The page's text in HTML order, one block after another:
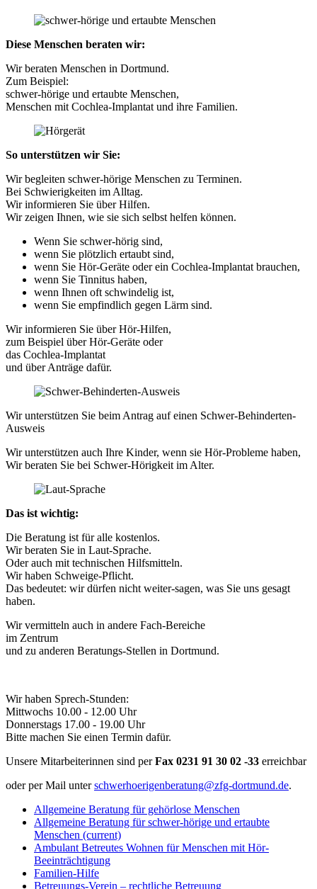
Diese Menschen beraten wir:
Wir beraten Menschen in Dortmund.
Zum Beispiel:
schwer-hörige und ertaubte Menschen,
Menschen mit Cochlea-Implantat und ihre Familien.
So unterstützen wir Sie:
Wir begleiten schwer-hörige Menschen zu Terminen.
Bei Schwierigkeiten im Alltag.
Wir informieren Sie über Hilfen.
Wir zeigen Ihnen, wie sie sich selbst helfen können.
Wenn Sie schwer-hörig sind,
wenn Sie plötzlich ertaubt sind,
wenn Sie Hör-Geräte oder ein Cochlea-Implantat brauchen,
wenn Sie Tinnitus haben,
wenn Ihnen oft schwindelig ist,
wenn Sie empfindlich gegen Lärm sind.
Wir informieren Sie über Hör-Hilfen,
zum Beispiel über Hör-Geräte oder
das Cochlea-Implantat
und über Anträge dafür.
Wir unterstützen Sie beim Antrag auf einen Schwer-Behinderten-
Ausweis
Wir unterstützen auch Ihre Kinder, wenn sie Hör-Probleme haben,
Wir beraten Sie bei Schwer-Hörigkeit im Alter.
Das ist wichtig:
Die Beratung ist für alle kostenlos.
Wir beraten Sie in Laut-Sprache.
Oder auch mit technischen Hilfsmitteln.
Wir haben Schweige-Pflicht.
Das bedeutet: wir dürfen nicht weiter-sagen, was Sie uns gesagt
haben.
Wir vermitteln auch in andere Fach-Bereiche
im Zentrum
und zu anderen Beratungs-Stellen in Dortmund.
Wir haben Sprech-Stunden:
Mittwochs 10.00 - 12.00 Uhr
Donnerstags 17.00 - 19.00 Uhr
Bitte machen Sie einen Termin dafür.
Unsere Mitarbeiterinnen sind perFax 0231 91 30 02 -33 erreichbar
oder per Mail unterschwerhoerigenberatung@zfg-dortmund.de.
Allgemeine Beratung für gehörlose Menschen
Allgemeine Beratung für schwer-hörige und ertaubte
Menschen (current)
Ambulant Betreutes Wohnen für Menschen mit Hör-
Beeinträchtigung
Familien-Hilfe
Betreuungs-Verein – rechtliche Betreuung